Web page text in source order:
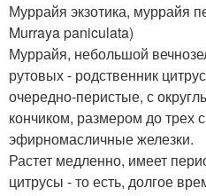
Муррайя экзотика, муррайя
Murraya paniculata)
Муррайя, небольшой
рутовых - родственник
очередно-перистые, с
кончиком, размером до трех
эфирномасличные железки.
Растет медленно, имеет
цитрусы - то есть, долгое